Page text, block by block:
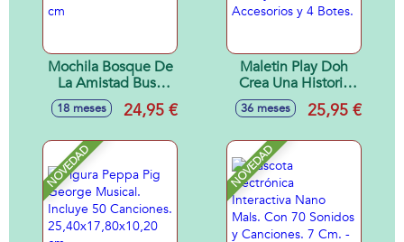
Mochila Bosque De
La Amistad Busy
Bea Fisher-Price
28x8x29 cm
18 meses 24,95 €
Maletin Play Doh
Crea Una Historia
Disney Junior. Con
Accesorios y 4
36 meses 25,95 €
NOVEDAD NOVEDAD